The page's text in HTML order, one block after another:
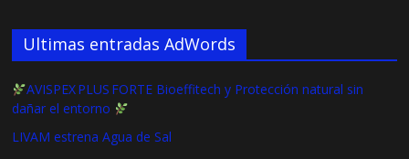
Ultimas entradas AdWords
AVISPEX PLUS FORTE Bioeffitech y Protección natural sin
dañar el entorno
LIVAM estrena Agua de Sal